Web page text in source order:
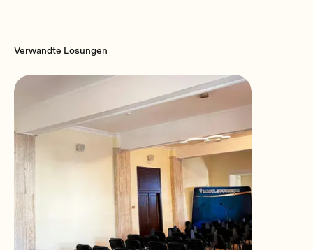
Verwandte Lösungen